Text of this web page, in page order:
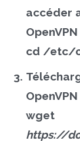
accéder
OpenVPN
cd /etc/
wget
https://